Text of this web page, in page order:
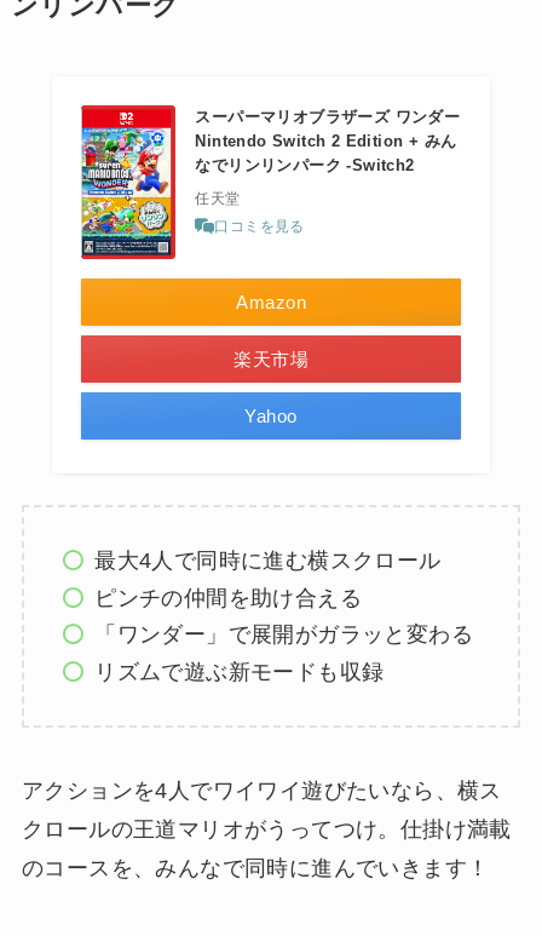
ンリンパーク
スーパーマリオブラザーズ ワンダー
Nintendo Switch 2 Edition + みん
なでリンリンパーク -Switch2
任天堂
口コミを見る
Amazon
楽天市場
Yahoo
最大4人で同時に進む横スクロール
ピンチの仲間を助け合える
「ワンダー」で展開がガラッと変わる
リズムで遊ぶ新モードも収録
アクションを4人でワイワイ遊びたいなら、横ス
クロールの王道マリオがうってつけ。仕掛け満載
のコースを、みんなで同時に進んでいきます！